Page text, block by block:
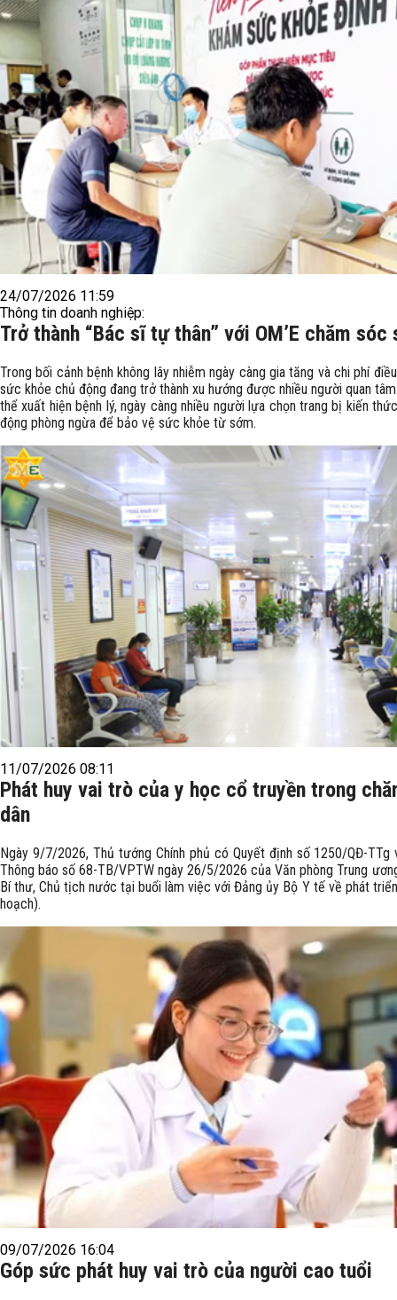
24/07/2026 11:59
Thông tin doanh nghiệp:
Trở thành “Bác sĩ tự thân” với OM’E chăm
Trong bối cảnh bệnh không lây nhiễm ngày càng gia tăng và chi phí
sức khỏe chủ động đang trở thành xu hướng được nhiều người quan
thể xuất hiện bệnh lý, ngày càng nhiều người lựa chọn trang bị kiến
động phòng ngừa để bảo vệ sức khỏe từ sớm.
11/07/2026 08:11
Phát huy vai trò của y học cổ truyền trong
dân
Ngày 9/7/2026, Thủ tướng Chính phủ có Quyết định số 1250/QĐ-
Thông báo số 68-TB/VPTW ngày 26/5/2026 của Văn phòng Trung
Bí thư, Chủ tịch nước tại buổi làm việc với Đảng ủy Bộ Y tế về phát
hoạch).
09/07/2026 16:04
Góp sức phát huy vai trò của người cao tuổi